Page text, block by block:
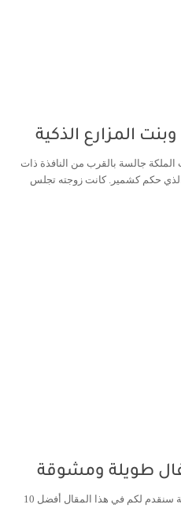
المزارع الذكية
جالسة بالقرب من النافذة ذات
حكم كشمير. كانت زوجته تجلس
أفضل 10 قصص اطفال طويلة ومشوقة سنقدم لكم في هذا المقال أفضل 10